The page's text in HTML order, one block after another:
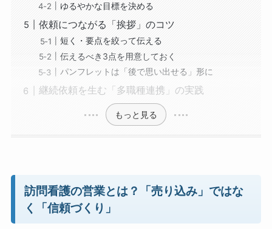
ゆるやかな目標を決める
依頼につながる「挨拶」のコツ
短く・要点を絞って伝える
伝えるべき3点を用意しておく
パンフレットは「後で思い出せる」形に
継続依頼を生む「多職種連携」の実践
もっと見る
訪問看護の営業とは？「売り込み」ではな
く「信頼づくり」